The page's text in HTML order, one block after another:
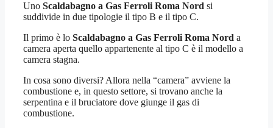
Uno Scaldabagno a Gas Ferroli Roma Nord si
suddivide in due tipologie il tipo B e il tipo C.
Il primo è lo Scaldabagno a Gas Ferroli Roma Nord a
camera aperta quello appartenente al tipo C è il modello a
camera stagna.
In cosa sono diversi? Allora nella “camera” avviene la
combustione e, in questo settore, si trovano anche la
serpentina e il bruciatore dove giunge il gas di
combustione.